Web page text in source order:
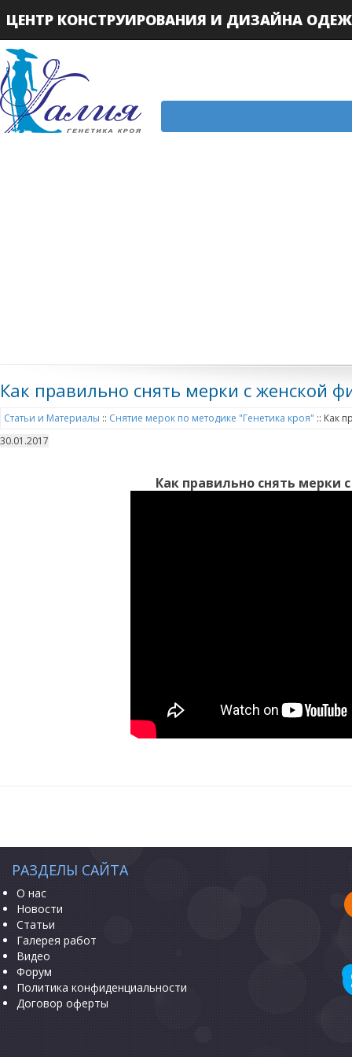
ЦЕНТР КОНСТРУИРОВАНИЯ И ДИЗАЙНА
Как правильно снять мерки с женской
Статьи и Материалы :: Снятие мерок по методике "Генетика кроя" :: Как
30.01.2017
Как правильно снять мерки
РАЗДЕЛЫ САЙТА
О нас
Новости
Статьи
Галерея работ
Видео
Форум
Политика конфиденциальности
Договор оферты